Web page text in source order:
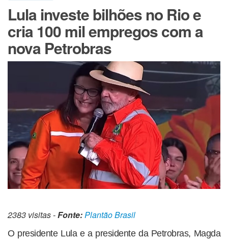
Lula investe bilhões no Rio e
cria 100 mil empregos com a
nova Petrobras
2383 visitas -Fonte:Plantão Brasil
O presidente Lula e a presidente da Petrobras, Magda